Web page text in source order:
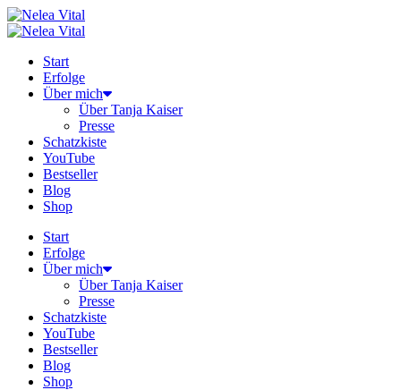
Zum
Inhalt
Start
Erfolge
Über mich
Über Tanja Kaiser
Presse
Schatzkiste
YouTube
Bestseller
Blog
Shop
Start
Erfolge
Über mich
Über Tanja Kaiser
Presse
Schatzkiste
YouTube
Bestseller
Blog
Shop